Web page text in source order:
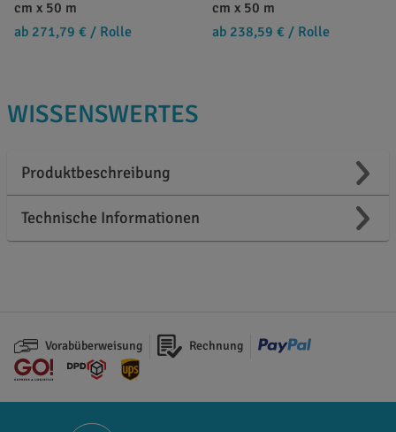
cm x 50 m
ab 271,79 € / Rolle
cm x 50 m
ab 238,59 € / Rolle
WISSENSWERTES
Produktbeschreibung
Technische Informationen
Vorabüberweisung Rechnung